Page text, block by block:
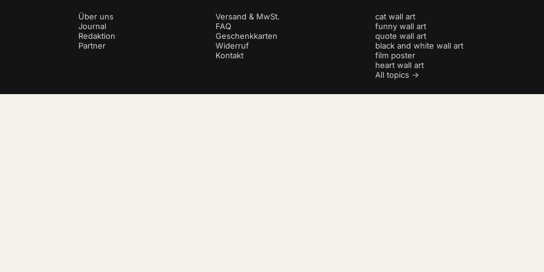
Über uns
Journal
Redaktion
Partner
Versand & MwSt.
FAQ
Geschenkkarten
Widerruf
Kontakt
cat wall art
funny wall art
quote wall art
black and white wall art
film poster
heart wall art
All topics →